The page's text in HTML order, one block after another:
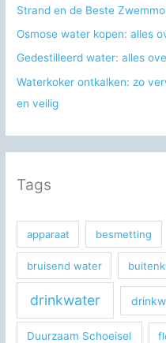
Strand en de Beste
Osmose water kopen: alles
Gedestilleerd water: alles
Waterkoker ontkalken: zo
en veilig
Tags
apparaat besmetting
bruisend water
drinkwater
Duurzaam Schoeisel